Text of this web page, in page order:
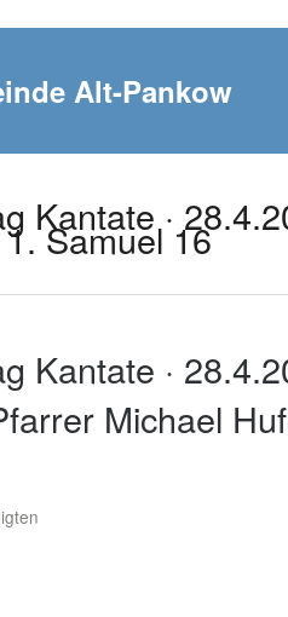
Kantate ·
Samuel 16
Kantate ·
Michael